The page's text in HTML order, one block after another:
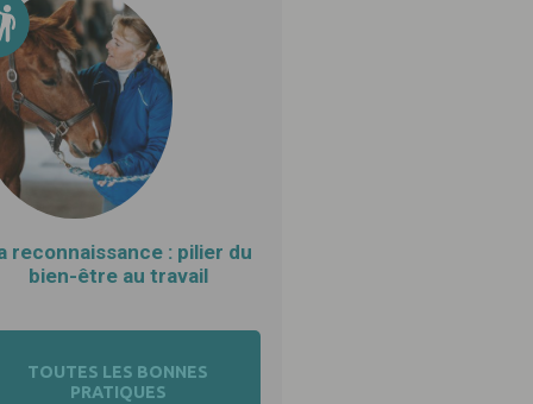
reconnaissance : pilier du
bien-être au travail
TOUTES LES BONNES
PRATIQUES